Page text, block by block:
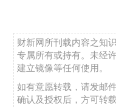
财新网所刊载内容之知
专属所有或持有。未经
建立镜像等任何使用。
如有意愿转载，请发邮
确认及授权后，方可转载